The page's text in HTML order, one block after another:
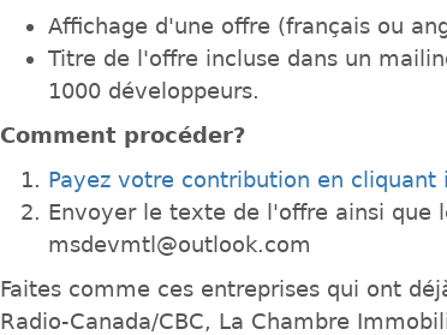
Affichage d'une offre (français ou
Titre de l'offre incluse dans un
1000 développeurs.
Comment procéder?
Payez votre contribution en cliquant
Envoyer le texte de l'offre ainsi que
msdevmtl@outlook.com
Faites comme ces entreprises qui ont
Radio-Canada/CBC, La Chambre